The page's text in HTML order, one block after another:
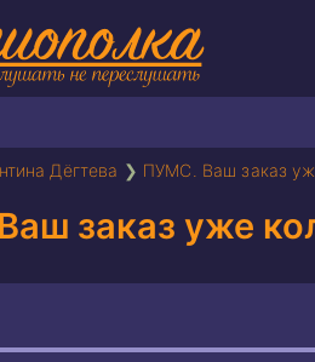
Дёгтева ❯ ПУМС. Ваш заказ
заказ уже